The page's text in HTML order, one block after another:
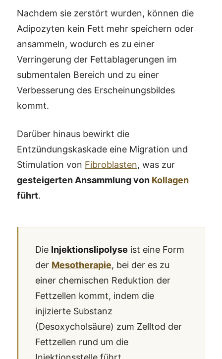
Nachdem sie zerstört wurden, können die
Adipozyten kein Fett mehr speichern oder
ansammeln, wodurch es zu einer
Verringerung der Fettablagerungen im
submentalen Bereich und zu einer
Verbesserung des Erscheinungsbildes
kommt.
Darüber hinaus bewirkt die
Entzündungskaskade eine Migration und
Stimulation von Fibroblasten, was zur
gesteigerten Ansammlung von Kollagen
führt.
Die Injektionslipolyse ist eine Form
der Mesotherapie, bei der es zu
einer chemischen Reduktion der
Fettzellen kommt, indem die
injizierte Substanz
(Desoxycholsäure) zum Zelltod der
Fettzellen rund um die